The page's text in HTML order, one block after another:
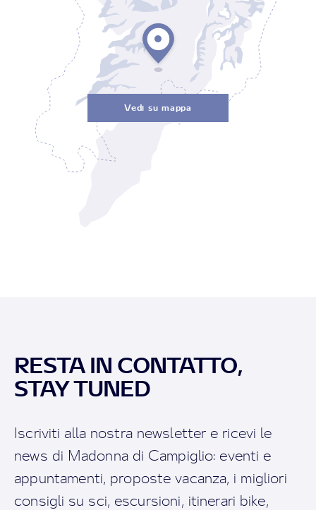
Vedi su mappa
RESTA IN CONTATTO,
STAY TUNED
Iscriviti alla nostra newsletter e ricevi le
news di Madonna di Campiglio: eventi e
appuntamenti, proposte vacanza, i migliori
consigli su sci, escursioni, itinerari bike,